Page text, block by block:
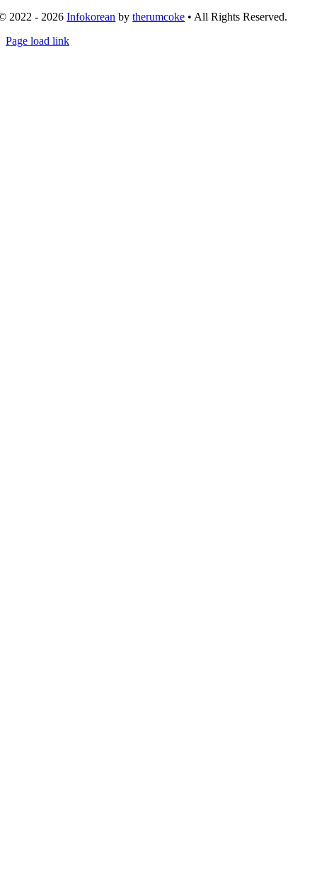
2022 - 2026Infokorean bytherumcoke • All Rights Reserved.
Toggle
Page load link